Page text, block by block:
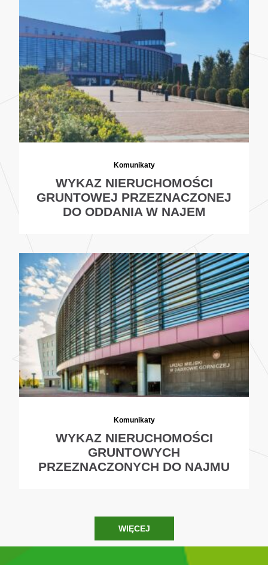
Komunikaty
WYKAZ NIERUCHOMOŚCI
GRUNTOWEJ PRZEZNACZONEJ
DO ODDANIA W NAJEM
Komunikaty
WYKAZ NIERUCHOMOŚCI
GRUNTOWYCH
PRZEZNACZONYCH DO NAJMU
WIĘCEJ